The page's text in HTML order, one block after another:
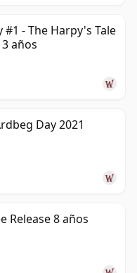
- The Harpy's Tale
años
Day 2021
Release 8 años